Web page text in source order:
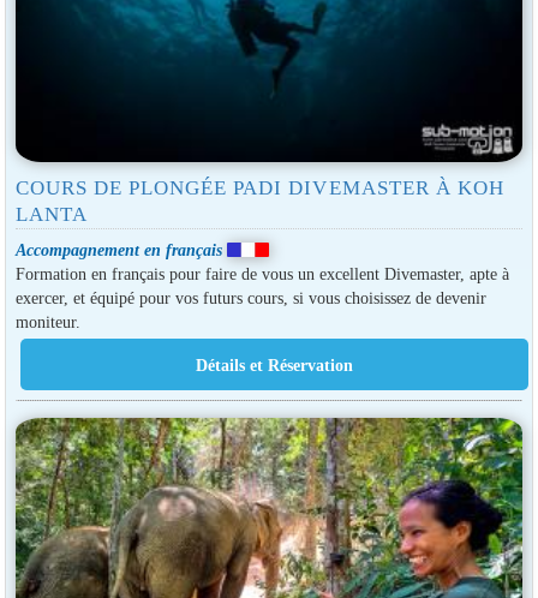
COURS DE PLONGÉE PADI DIVEMASTER À KOH
LANTA
Accompagnement en français
Formation en français pour faire de vous un excellent Divemaster, apte à
exercer, et équipé pour vos futurs cours, si vous choisissez de devenir
moniteur.